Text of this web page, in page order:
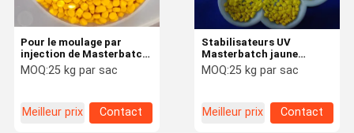
Pour le moulage par
injection de Masterbatch
jaune personnalisable
MOQ:25 kg par sac
Meilleur prix Contact
Stabilisateurs UV
Masterbatch jaune
Rétardant de flamme
Masterbatch couleur
MOQ:25 kg par sac
Meilleur prix Contact